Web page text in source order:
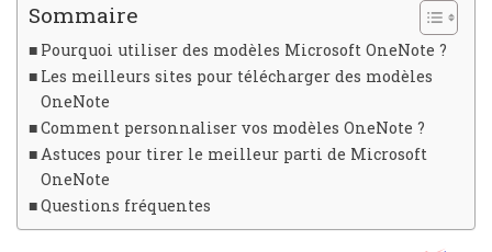
Sommaire
Pourquoi utiliser des modèles Microsoft OneNote ?
Les meilleurs sites pour télécharger des modèles
OneNote
Comment personnaliser vos modèles OneNote ?
Astuces pour tirer le meilleur parti de Microsoft
OneNote
Questions fréquentes